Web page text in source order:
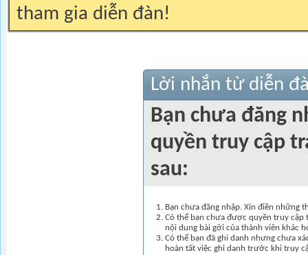
tham gia diễn đàn!
Lời nhắn từ diễn
Bạn chưa đăng
quyền truy cập
sau:
Bạn chưa đăng nhập. Xin điền những
Có thể bạn chưa được quyền truy cập
nội dung bài gởi của thành viên khác
Có thể bạn đã ghi danh nhưng chưa
hoàn tất việc ghi danh trước khi truy